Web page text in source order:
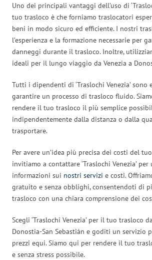
Uno dei principali vantaggi dell’uso di
tuo trasloco è che forniamo traslocatori
beni in modo sicuro ed efficiente. I nostri
l’esperienza e la formazione necessarie per
danneggi durante il trasloco. Inoltre,
ideali per il lungo viaggio da Venezia a
Tutti i dipendenti di ‘Traslochi Venezia’
garantire un processo di trasloco fluido.
rendere il tuo trasloco il più semplice
indipendentemente dalla distanza o dalla
trasportare.
Per avere un’idea più precisa dei costi del
invitiamo a contattare ‘Traslochi Venezia’
informazioni sui nostri servizi e costi.
gratuito e senza obblighi, consentendoti di
trasloco con una chiara comprensione dei
Scegli ‘Traslochi Venezia’ per il tuo trasloco
Donostia-San Sebastián e goditi un servizio
prezzi equi. Siamo qui per rendere il tuo
e senza stress possibile.